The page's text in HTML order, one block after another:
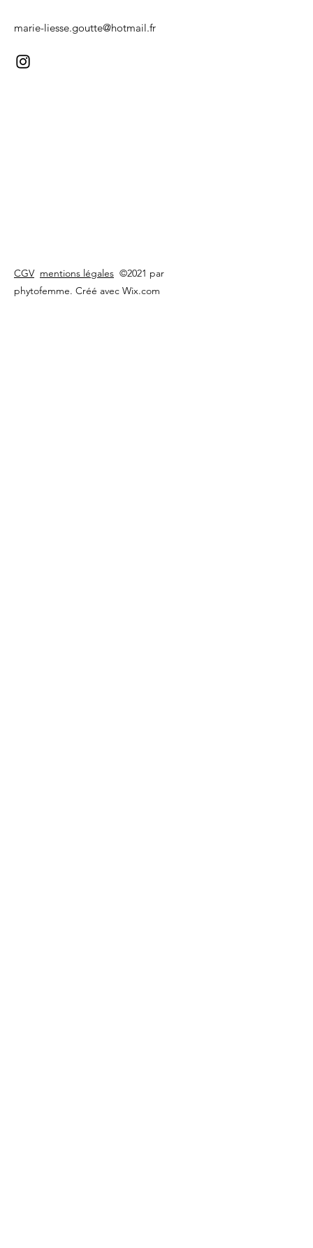
marie-liesse.goutte@hotmail.fr
CGV mentions légales ©2021 par
phytofemme. Créé avec Wix.com